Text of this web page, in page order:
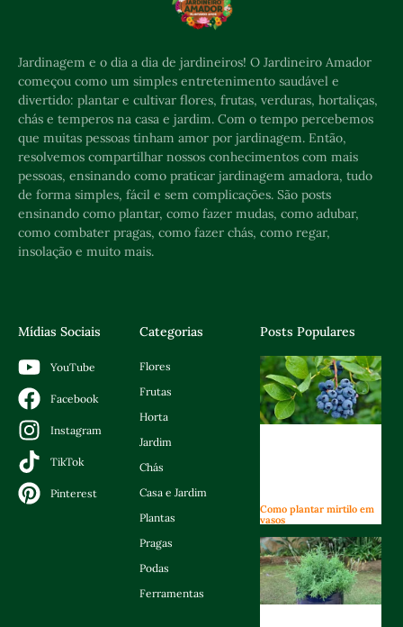
Jardinagem e o dia a dia de jardineiros! O Jardineiro Amador
começou como um simples entretenimento saudável e
divertido: plantar e cultivar flores, frutas, verduras, hortaliças,
chás e temperos na casa e jardim. Com o tempo percebemos
que muitas pessoas tinham amor por jardinagem. Então,
resolvemos compartilhar nossos conhecimentos com mais
pessoas, ensinando como praticar jardinagem amadora, tudo
de forma simples, fácil e sem complicações. São posts
ensinando como plantar, como fazer mudas, como adubar,
como combater pragas, como fazer chás, como regar,
insolação e muito mais.
Mídias Sociais
YouTube
Facebook
Instagram
TikTok
Pinterest
Categorias
Flores
Frutas
Horta
Jardim
Chás
Casa e Jardim
Plantas
Pragas
Podas
Ferramentas
Posts Populares
Como plantar mirtilo em
vasos